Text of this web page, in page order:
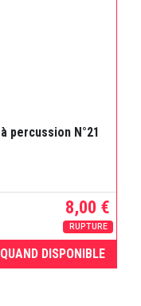
percussion N°21
8,00 €
RUPTURE
DISPONIBLE